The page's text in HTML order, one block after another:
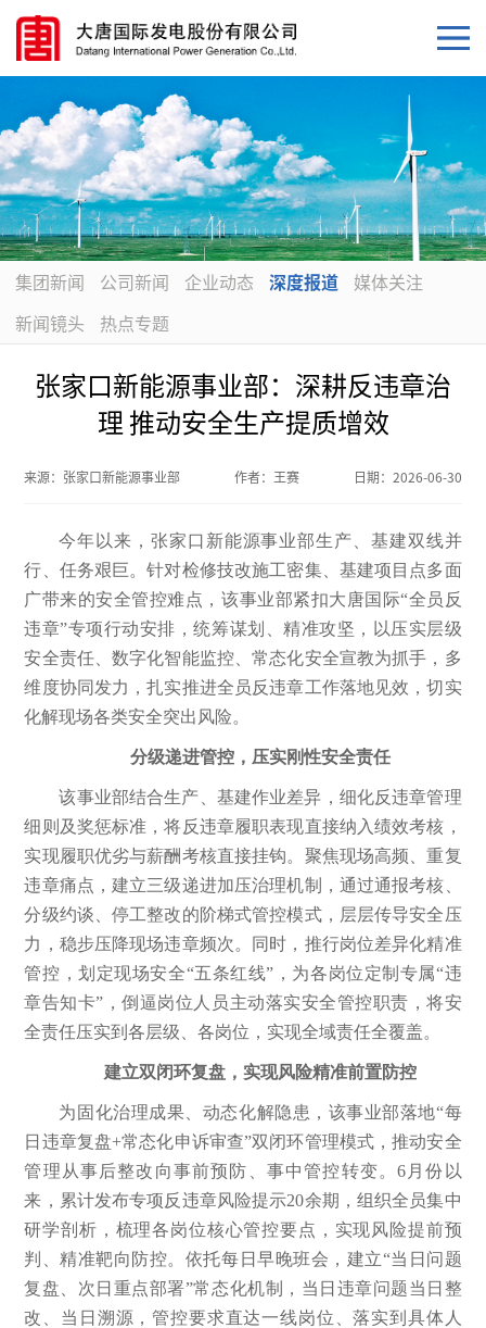
集团新闻 公司新闻 企业动态 深度报道
媒体关注
新闻镜头
热点专题
张家口新能源事业部：深耕反违章治
理 推动安全生产提质增效
来源： 张家口新能源事业部 作者： 王赛 日期： 2026-06-30
今年以来，张家口新能源事业部生产、基建双线并
行、任务艰巨。针对检修技改施工密集、基建项目点多面
广带来的安全管控难点，该事业部紧扣大唐国际“全员反
违章”专项行动安排，统筹谋划、精准攻坚，以压实层级
安全责任、数字化智能监控、常态化安全宣教为抓手，多
维度协同发力，扎实推进全员反违章工作落地见效，切实
化解现场各类安全突出风险。
分级递进管控， 压实刚性安全责任
该事业部结合生产、基建作业差异，细化反违章管理
细则及奖惩标准，将反违章履职表现直接纳入绩效考核，
实现履职优劣与薪酬考核直接挂钩。聚焦现场高频、重复
违章痛点，建立三级递进加压治理机制，通过通报考核、
分级约谈、停工整改的阶梯式管控模式，层层传导安全压
力，稳步压降现场违章频次。同时，推行岗位差异化精准
管控，划定现场安全“五条红线”，为各岗位定制专属“违
章告知卡”，倒逼岗位人员主动落实安全管控职责，将安
全责任压实到各层级、各岗位，实现全域责任全覆盖。
建立双闭环复盘，实现风险精准前置防控
为固化治理成果、动态化解隐患，该事业部落地“每
日违章复盘+常态化申诉审查”双闭环管理模式，推动安全
管理从事后整改向事前预防、事中管控转变。6月份以
来，累计发布专项反违章风险提示20余期，组织全员集中
研学剖析，梳理各岗位核心管控要点，实现风险提前预
判、精准靶向防控。依托每日早晚班会，建立“当日问题
复盘、次日重点部署”常态化机制，当日违章问题当日整
改、当日溯源，管控要求直达一线岗位、落实到具体人